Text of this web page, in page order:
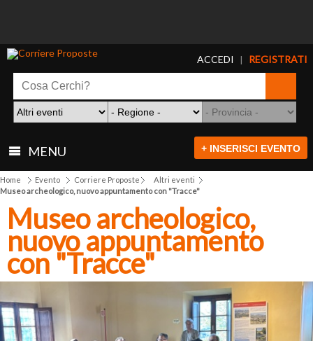
ACCEDI | REGISTRATI
MENU + INSERISCI EVENTO
Home Evento Corriere Proposte
Altri eventi
Museo archeologico, nuovo appuntamento con "Tracce"
Museo archeologico,
nuovo appuntamento
con "Tracce"